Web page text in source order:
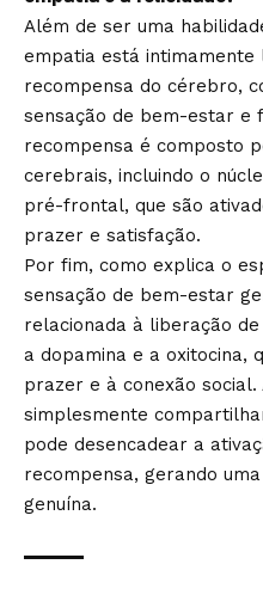
Além de ser uma
empatia está intimamente
recompensa do cérebro,
sensação de bem-estar e
recompensa é composto
cerebrais, incluindo o
pré-frontal, que são
prazer e satisfação.
Por fim, como explica o
sensação de bem-estar
relacionada à liberação
a dopamina e a oxitocina,
prazer e à conexão social.
simplesmente
pode desencadear a
recompensa, gerando
genuína.